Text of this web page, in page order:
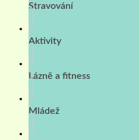
Stravování
Aktivity
Lázně a fitness
Mládež